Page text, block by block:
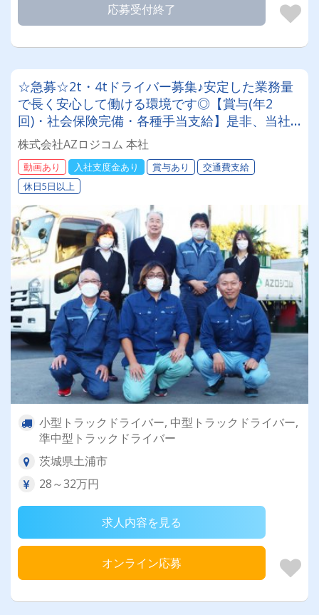
応募受付終了
☆急募☆2t・4tドライバー募集♪安定した業務量
で長く安心して働ける環境です◎【賞与(年2
回)・社会保険完備・各種手当支給】是非、当社
で新たなスタートを切りませんか⁉
株式会社AZロジコム 本社
動画あり 入社支度金あり 賞与あり
交通費支給
休日5日以上
小型トラックドライバー, 中型トラックドライバー,
準中型トラックドライバー
茨城県土浦市
28～32万円
求人内容を見る
オンライン応募